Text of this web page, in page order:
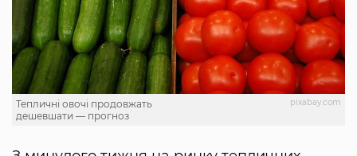
pixabay.com
Тепличні овочі продовжать
дешевшати — прогноз